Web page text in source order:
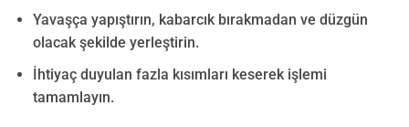
Yavaşça yapıştırın, kabarcık bırakmadan ve düzgün
olacak şekilde yerleştirin.
İhtiyaç duyulan fazla kısımları keserek işlemi
tamamlayın.